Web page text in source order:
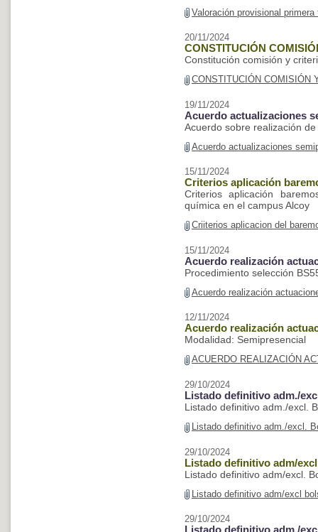
Valoración provisional
20/11/2024
CONSTITUCIÓN
Constitución comisión y
CONSTITUCIÓN COMISIÓN
19/11/2024
Acuerdo actualizaciones
Acuerdo sobre realización
Acuerdo actualizaciones
15/11/2024
Criterios aplicación
Criterios aplicación
química en el campus Alcoy
Criiterios aplicacion del
15/11/2024
Acuerdo realización
Procedimiento selección
Acuerdo realización
12/11/2024
Acuerdo realización
Modalidad: Semipresencial
ACUERDO REALIZACIÓN
29/10/2024
Listado definitivo adm./
Listado definitivo adm./excl.
Listado definitivo adm./excl.
29/10/2024
Listado definitivo adm/
Listado definitivo adm/excl.
Listado definitivo adm/excl
29/10/2024